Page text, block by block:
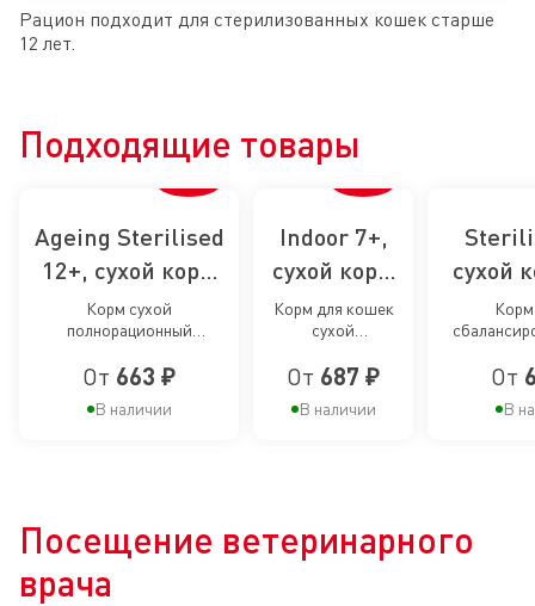
Рацион подходит для стерилизованных кошек старше
12 лет.
Подходящие товары
Ageing Sterilised
12+, сухой корм
для
стерилизованных
кошек старше 12
лет
Корм сухой
полнорационный
стерилизованных
возрасте старше 12 лет
От 663 ₽
В наличии
Indoor 7+,
сухой корм
для
стареющих
кошек,
живущих в
Корм для кошек
сухой
для cтареющих
помещении
От 687 ₽
В наличии
сухой
от 7
От
В
Посещение ветеринарного
врача